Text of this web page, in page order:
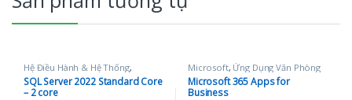
Hệ Điều Hành & Hệ Thống,
Microsoft
SQL Server 2022 Standard Core
– 2 core
Microsoft, Ứng Dụng Văn Phòng
Microsoft 365 Apps for
Business